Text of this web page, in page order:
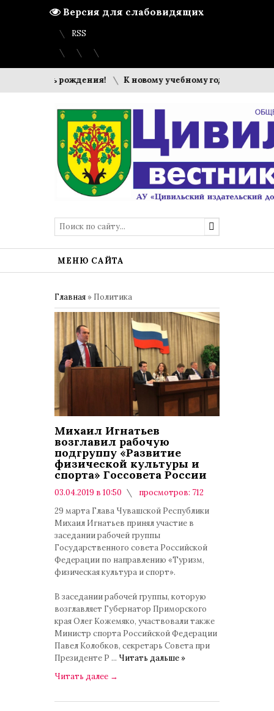
Версия для слабовидящих
Вход Регистрация
Карта сайта
RSS
день рождения! К новому учебному году готовы
МЕНЮ САЙТА
Главная » Политика
Михаил Игнатьев
возглавил рабочую
подгруппу «Развитие
физической культуры и
спорта» Госсовета России
03.04.2019 в 10:50
просмотров: 712
29 марта Глава Чувашской Республики
Михаил Игнатьев принял участие в
заседании рабочей группы
Государственного совета Российской
Федерации по направлению «Туризм,
физическая культура и спорт».
В заседании рабочей группы, которую
возглавляет Губернатор Приморского
края Олег Кожемяко, участвовали также
Министр спорта Российской Федерации
Павел Колобков, секретарь Совета при
Президенте Р ... Читать дальше »
Читать далее →